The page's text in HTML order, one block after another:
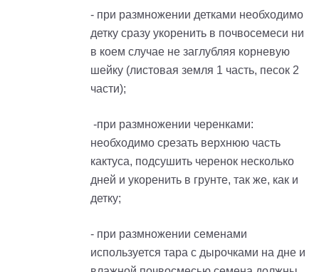
- при размножении детками необходимо
детку сразу укоренить в почвосемеси ни
в коем случае не заглубляя корневую
шейку (листовая земля 1 часть, песок 2
части);
-при размножении черенками:
необходимо срезать верхнюю часть
кактуса, подсушить черенок несколько
дней и укоренить в грунте, так же, как и
детку;
- при размножении семенами
используется тара с дырочками на дне и